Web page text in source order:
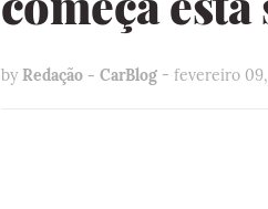
by Redação - CarBlog - fevereiro 09,